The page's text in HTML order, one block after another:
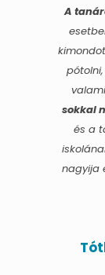
A
sokkal
és a
nagyija